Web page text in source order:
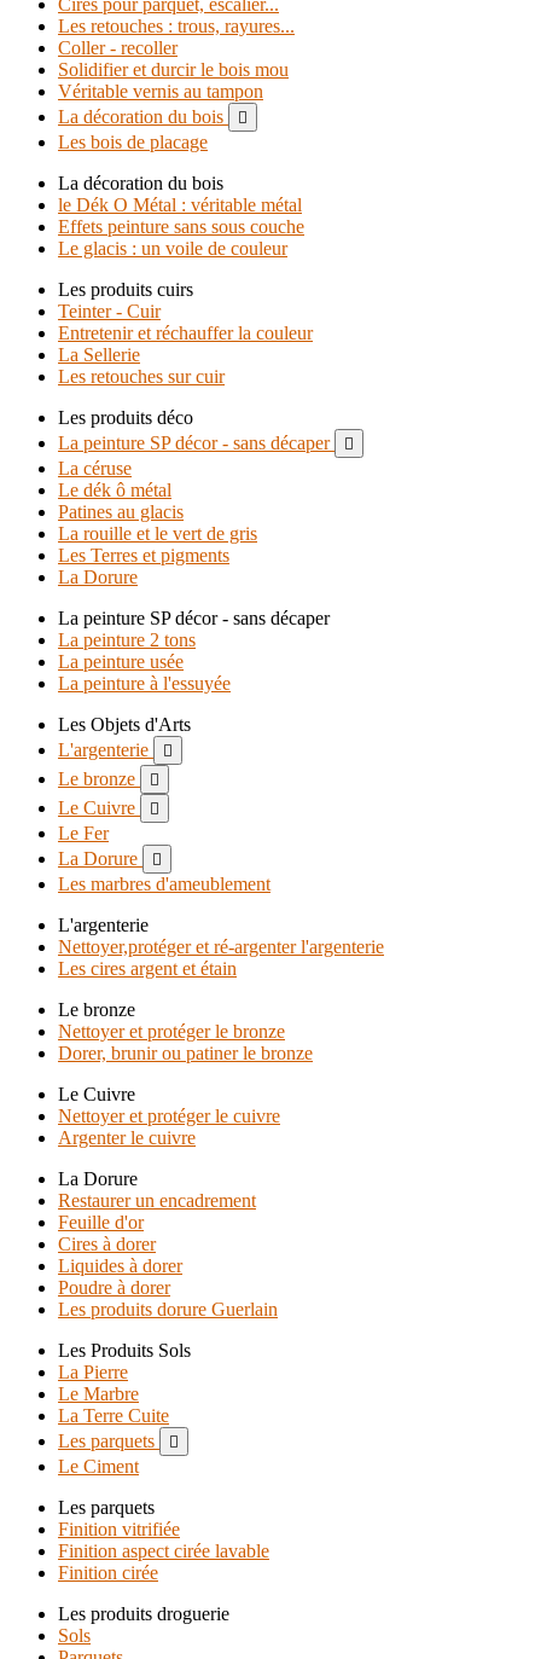
Les retouches : trous, rayures...
Coller - recoller
Solidifier et durcir le bois mou
Véritable vernis au tampon
La décoration du bois

Les bois de placage
La décoration du bois
le Dék O Métal : véritable métal
Effets peinture sans sous couche
Le glacis : un voile de couleur
Les produits cuirs
Teinter - Cuir
Entretenir et réchauffer la couleur
La Sellerie
Les retouches sur cuir
Les produits déco
La peinture SP décor - sans décaper

La céruse
Le dék ô métal
Patines au glacis
La rouille et le vert de gris
Les Terres et pigments
La Dorure
La peinture SP décor - sans décaper
La peinture 2 tons
La peinture usée
La peinture à l'essuyée
Les Objets d'Arts
L'argenterie

Le bronze 
Le Cuivre 
Le Fer
La Dorure

Les marbres d'ameublement
L'argenterie
Nettoyer,protéger et ré-argenter l'argenterie
Les cires argent et étain
Le bronze
Nettoyer et protéger le bronze
Dorer, brunir ou patiner le bronze
Le Cuivre
Nettoyer et protéger le cuivre
Argenter le cuivre
La Dorure
Restaurer un encadrement
Feuille d'or
Cires à dorer
Liquides à dorer
Poudre à dorer
Les produits dorure Guerlain
Les Produits Sols
La Pierre
Le Marbre
La Terre Cuite
Les parquets

Le Ciment
Les parquets
Finition vitrifiée
Finition aspect cirée lavable
Finition cirée
Les produits droguerie
Sols